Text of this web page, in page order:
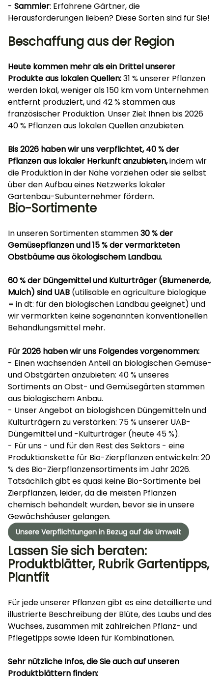
- Sammler: Erfahrene Gärtner, die
Herausforderungen lieben? Diese Sorten sind für Sie!
Beschaffung aus der Region
Heute kommen mehr als ein Drittel unserer
Produkte aus lokalen Quellen:31 % unserer Pflanzen
werden lokal, weniger als 150 km vom Unternehmen
entfernt produziert, und 42 % stammen aus
französischer Produktion. Unser Ziel: Ihnen bis 2026
40 % Pflanzen aus lokalen Quellen anzubieten.
Bis 2026 haben wir uns verpflichtet, 40 % der
Pflanzen aus lokaler Herkunft anzubieten,indem wir
die Produktion in der Nähe vorziehen oder sie selbst
über den Aufbau eines Netzwerks lokaler
Gartenbau-Subunternehmer fördern.
Bio-Sortimente
In unseren Sortimenten stammen30 % der
Gemüsepflanzen und 15 % der vermarkteten
Obstbäume aus ökologischem Landbau.
60 % der Düngemittel und Kulturträger (Blumenerde,
Mulch) sind UAB (utilisable en agriculture biologique
= in dt: für den biologischen Landbau geeignet) und
wir vermarkten keine sogenannten konventionellen
Behandlungsmittel mehr.
Für 2026 haben wir uns Folgendes vorgenommen:
- Einen wachsenden Anteil an biologischen Gemüse-
und Obstgärten anzubieten: 40 % unseres
Sortiments an Obst- und Gemüsegärten stammen
aus biologischem Anbau.
- Unser Angebot an biologishcen Düngemitteln und
Kulturträgern zu verstärken: 75 % unserer UAB-
Düngemittel und -Kulturträger (heute 45 %).
- Für uns - und für den Rest des Sektors - eine
Produktionskette für Bio-Zierpflanzen entwickeln: 20
% des Bio-Zierpflanzensortiments im Jahr 2026.
Tatsächlich gibt es quasi keine Bio-Sortimente bei
Zierpflanzen, leider, da die meisten Pflanzen
chemisch behandelt wurden, bevor sie in unsere
Gewächshäuser gelangen.
Unsere Verpflichtungen in Bezug auf die Umwelt
Lassen Sie sich beraten:
Produktblätter, Rubrik Gartentipps,
Plantfit
Für jede unserer Pflanzen gibt es eine detaillierte und
illustrierte Beschreibung der Blüte, des Laubs und des
Wuchses, zusammen mit zahlreichen Pflanz- und
Pflegetipps sowie Ideen für Kombinationen.
Sehr nützliche Infos, die Sie auch auf unseren
Produktblättern finden: